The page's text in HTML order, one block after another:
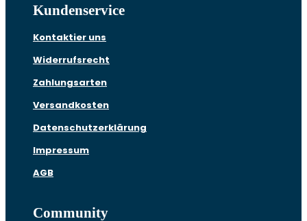
Kundenservice
Kontaktier uns
Widerrufsrecht
Zahlungsarten
Versandkosten
Datenschutzerklärung
Impressum
AGB
Community